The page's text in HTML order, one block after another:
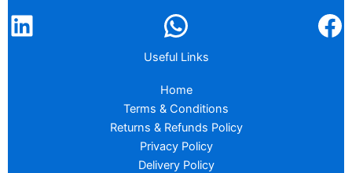
Useful Links
Home
Terms & Conditions
Returns & Refunds Policy
Privacy Policy
Delivery Policy